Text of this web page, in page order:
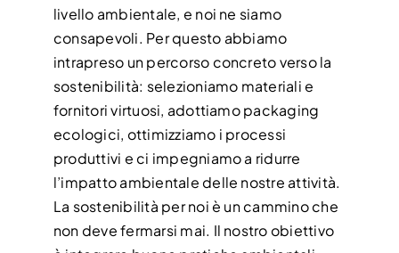
livello ambientale, e noi ne siamo
consapevoli. Per questo abbiamo
intrapreso un percorso concreto verso la
sostenibilità: selezioniamo materiali e
fornitori virtuosi, adottiamo packaging
ecologici, ottimizziamo i processi
produttivi e ci impegniamo a ridurre
l’impatto ambientale delle nostre attività.
La sostenibilità per noi è un cammino che
non deve fermarsi mai. Il nostro obiettivo